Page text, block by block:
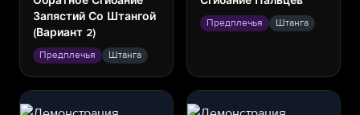
Запястий Со Штангой
(вариант 2)
Предплечья Штанга
Предплечья Штанга